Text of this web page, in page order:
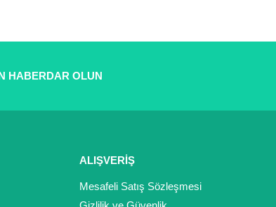
HABERDAR OLUN
ALIŞVERİŞ
Mesafeli Satış Sözleşmesi